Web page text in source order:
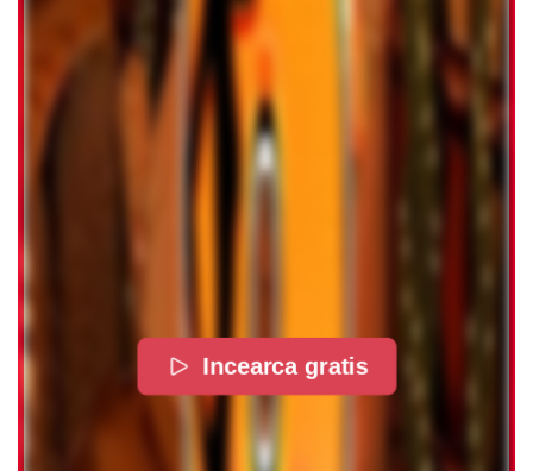
Incearca gratis